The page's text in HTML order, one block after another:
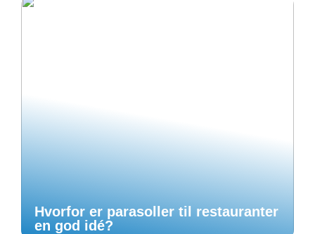
Hvorfor er parasoller til restauranter
en god idé?